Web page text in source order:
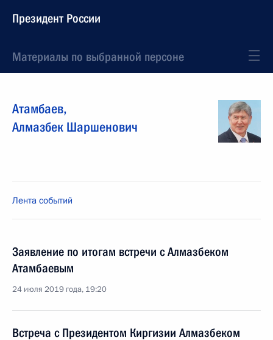
Президент России
Материалы по выбранной персоне
Атамбаев,
Алмазбек Шаршенович
Лента событий
Заявление по итогам встречи с Алмазбеком
Атамбаевым
24 июля 2019 года, 19:20
Встреча с Президентом Киргизии Алмазбеком